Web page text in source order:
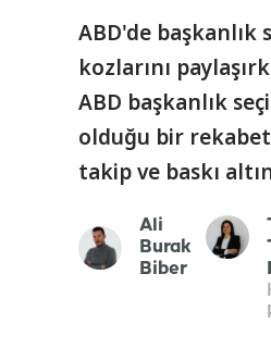
ABD'de
kozlarını
ABD başkanlık
olduğu bir
takip ve baskı
Ali
Burak
Biber